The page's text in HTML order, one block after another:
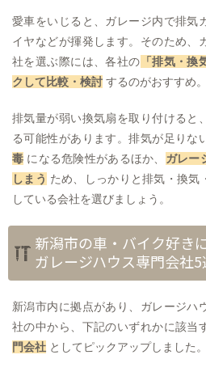
愛車をいじると、ガレージ内で排気
イヤなどが揮発します。そのため、
社を選ぶ際には、各社の 「排気・換
クして比較・検討 するのがおすすめ。
排気量が弱い換気扇を取り付けると
る可能性があります。排気が足りな
毒 になる危険性があるほか、 ガレー
しまう ため、しっかりと排気・換気
している会社を選びましょう。
新潟市の車・バイク好き
ガレージハウス専門会社5
新潟市内に拠点があり、ガレージハ
社の中から、下記のいずれかに該当
門会社 としてピックアップしました。